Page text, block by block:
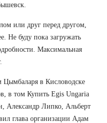
или друг перед другом,
Не буду пока загружать
Максимальная
Цымбаларя в Кисловодске
в том Купить Egis Ungaria
Александр Липко, Альберт
глава организации Адам